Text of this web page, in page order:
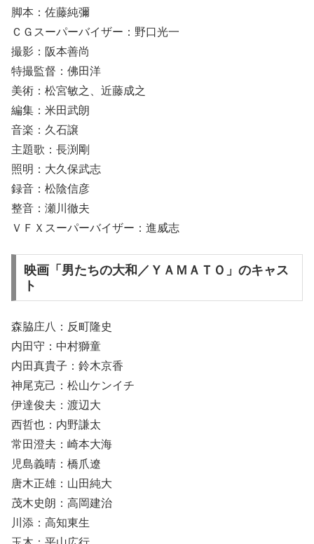
脚本：佐藤純彌
ＣＧスーパーバイザー：野口光一
撮影：阪本善尚
特撮監督：佛田洋
美術：松宮敏之、近藤成之
編集：米田武朗
音楽：久石譲
主題歌：長渕剛
照明：大久保武志
録音：松陰信彦
整音：瀬川徹夫
ＶＦＸスーパーバイザー：進威志
映画「男たちの大和／ＹＡＭＡＴＯ」のキャス
ト
森脇庄八：反町隆史
内田守：中村獅童
内田真貴子：鈴木京香
神尾克己：松山ケンイチ
伊達俊夫：渡辺大
西哲也：内野謙太
常田澄夫：崎本大海
児島義晴：橋爪遼
唐木正雄：山田純大
茂木史朗：高岡建治
川添：高知東生